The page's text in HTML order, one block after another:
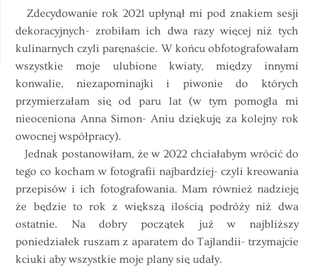
Zdecydowanie rok 2021 upłynął mi pod znakiem sesji
dekoracyjnych- zrobiłam ich dwa razy więcej niż tych
kulinarnych czyli paręnaście. W końcu obfotografowałam
wszystkie moje ulubione kwiaty, między innymi
konwalie, niezapominajki i piwonie do których
przymierzałam się od paru lat (w tym pomogła mi
nieoceniona Anna Simon- Aniu dziękuję za kolejny rok
owocnej współpracy).
Jednak postanowiłam, że w 2022 chciałabym wrócić do
tego co kocham w fotografii najbardziej- czyli kreowania
przepisów i ich fotografowania. Mam również nadzieję
że będzie to rok z większą ilością podróży niż dwa
ostatnie. Na dobry początek już w najbliższy
poniedziałek ruszam z aparatem do Tajlandii- trzymajcie
kciuki aby wszystkie moje plany się udały.